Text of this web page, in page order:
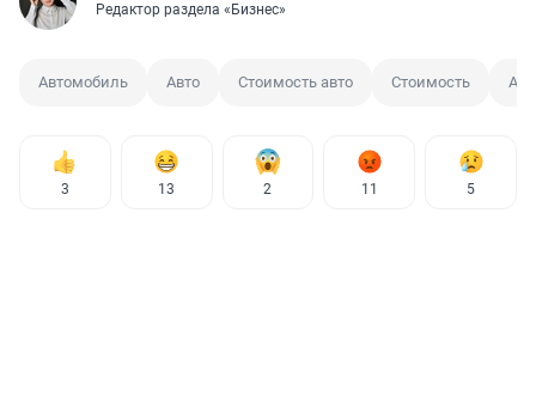
Редактор раздела «Бизнес»
Автомобиль Авто Стоимость авто Стоимость
3 13 2 11 5